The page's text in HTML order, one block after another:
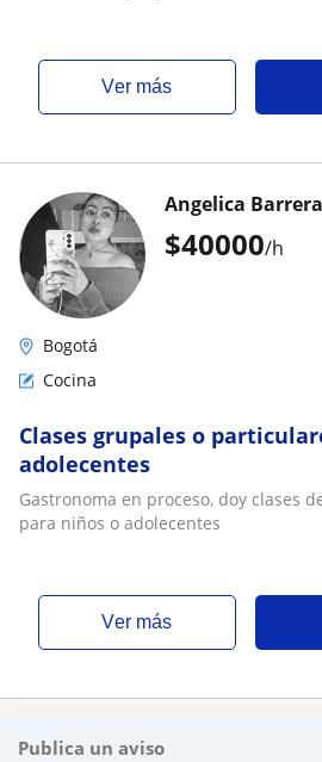
ver más
$40000/h
Angelica Barrera
Bogotá
Cocina
Clases grupales o
adolecentes
Gastronoma en proceso, doy clases
para niños o adolecentes
ver más
Publica un aviso